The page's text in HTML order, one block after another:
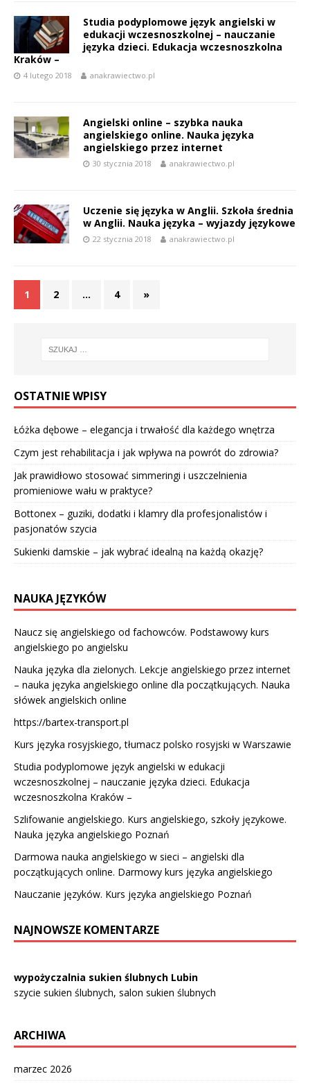
Studia podyplomowe język angielski w
edukacji wczesnoszkolnej – nauczanie
języka dzieci. Edukacja wczesnoszkolna
Kraków –
4 lutego 2018 anakrawiectwo.pl
Angielski online – szybka nauka
angielskiego online. Nauka języka
angielskiego przez internet
30 stycznia 2018 anakrawiectwo.pl
Uczenie się języka w Anglii. Szkoła średnia
w Anglii. Nauka języka – wyjazdy językowe
22 stycznia 2018 anakrawiectwo.pl
1 2 … 4 »
OSTATNIE WPISY
Łóżka dębowe – elegancja i trwałość dla każdego wnętrza
Czym jest rehabilitacja i jak wpływa na powrót do zdrowia?
Jak prawidłowo stosować simmeringi i uszczelnienia
promieniowe wału w praktyce?
Bottonex – guziki, dodatki i klamry dla profesjonalistów i
pasjonatów szycia
Sukienki damskie – jak wybrać idealną na każdą okazję?
NAUKA JĘZYKÓW
Naucz się angielskiego od fachowców. Podstawowy kurs
angielskiego po angielsku
Nauka języka dla zielonych. Lekcje angielskiego przez internet
– nauka języka angielskiego online dla początkujących. Nauka
słówek angielskich online
https://bartex-transport.pl
Kurs języka rosyjskiego, tłumacz polsko rosyjski w Warszawie
Studia podyplomowe język angielski w edukacji
wczesnoszkolnej – nauczanie języka dzieci. Edukacja
wczesnoszkolna Kraków –
Szlifowanie angielskiego. Kurs angielskiego, szkoły językowe.
Nauka języka angielskiego Poznań
Darmowa nauka angielskiego w sieci – angielski dla
początkujących online. Darmowy kurs języka angielskiego
Nauczanie języków. Kurs języka angielskiego Poznań
NAJNOWSZE KOMENTARZE
wypożyczalnia sukien ślubnych Lubin
szycie sukien ślubnych, salon sukien ślubnych
ARCHIWA
marzec 2026